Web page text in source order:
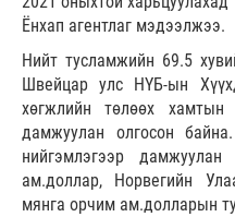
Ёнхап агентлаг мэдээлжээ.
Нийт тусламжийн 69.5
Швейцар улс НҮБ-ын
хөгжлийн төлөөх хамтын
дамжуулан олгосон
нийгэмлэгээр
ам.доллар, Норвегийн
мянга орчим ам.долларын